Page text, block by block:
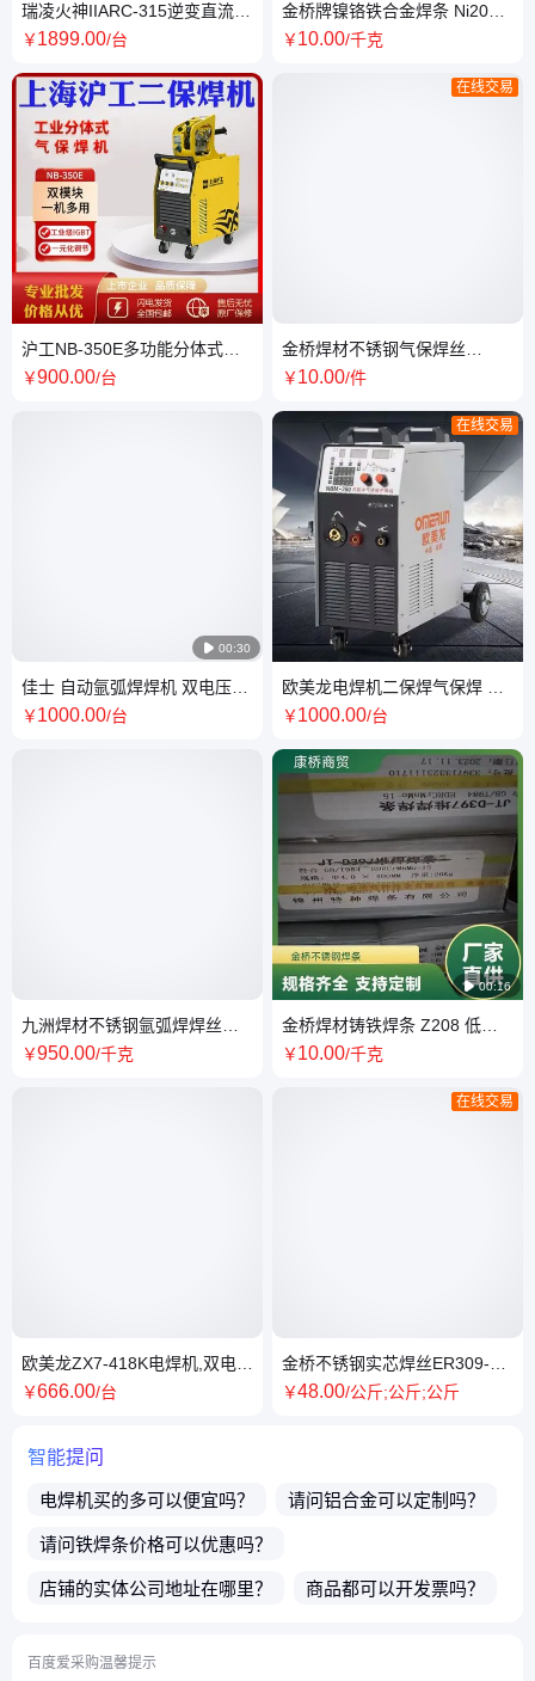
瑞凌火神IIARC-315逆变直流电
焊机 现货正品 质量保证
￥1899.00/台
沪工NB-350E多功能分体式工
业气保护焊机双模块一机多用
￥900.00/台
 00:30
佳士 自动氩弧焊焊机 双电压气
保焊机 精选厂家/ 厂家源头
￥1000.00/台
九洲焊材不锈钢氩弧焊焊丝
ER304/ER308/ER309L/ER310S
￥950.00/千克
欧美龙ZX7-418K电焊机,双电压
220V/380V,适用2.5-4.0焊条厂
￥666.00/台
金桥牌镍铬铁合金焊条 Ni202
耐蚀耐热 化工反应器镍基合金
￥10.00/千克
在线交易
金桥焊材不锈钢气保焊丝
304/308系列 电弧稳定飞溅小
￥10.00/件
在线交易
欧美龙电焊机二保焊气保焊 双
脉冲铝焊机NBM270/ZX7-400K
￥1000.00/台
 00:16
金桥焊材铸铁焊条 Z208 低碳
钢焊芯 灰铸铁一般性缺陷补焊
￥10.00/千克
在线交易
金桥不锈钢实芯焊丝ER309-
1.0mm气保焊专用 电弧稳定
￥48.00/公斤;公斤;公斤
智能提问
电焊机买的多可以便宜吗？ 请问铝合金可以定制吗？
请问铁焊条价格可以优惠吗？
店铺的实体公司地址在哪里？ 商品都可以开发票吗？
百度爱采购温馨提示